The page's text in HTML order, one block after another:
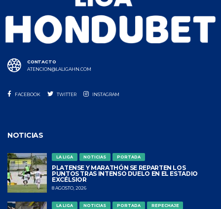
CONTACTO
ATENCION@LALIGAHN.COM
FACEBOOK TWITTER INSTAGRAM
NOTICIAS
LA LIGA NOTICIAS PORTADA
PLATENSE Y MARATHÓN SE REPARTEN LOS
PUNTOS TRAS INTENSO DUELO EN EL ESTADIO
EXCÉLSIOR
8 AGOSTO, 2026
LA LIGA NOTICIAS PORTADA REPECHAJE